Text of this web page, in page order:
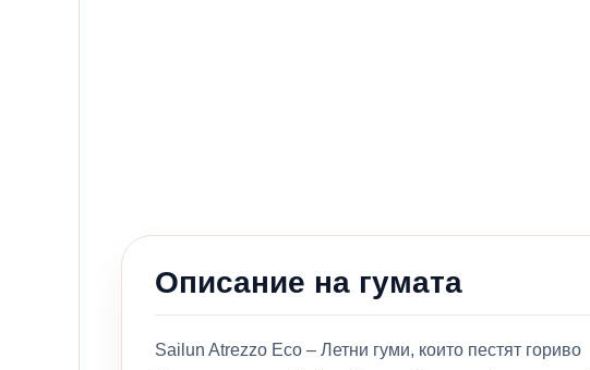
Описание на гумата
Sailun Atrezzo Eco – Летни гуми, които пестят гориво